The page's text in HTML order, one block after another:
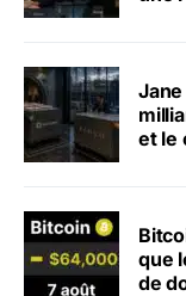
et le
que
de